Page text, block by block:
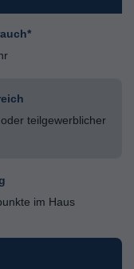
teilgewerblicher
im Haus